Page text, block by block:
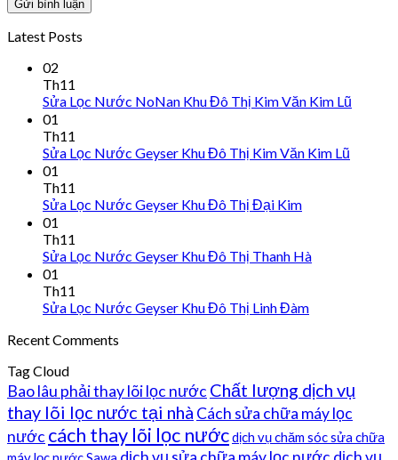
Latest Posts
02
Th11
Sửa Lọc Nước NoNan Khu Đô Thị Kim Văn Kim Lũ
01
Th11
Sửa Lọc Nước Geyser Khu Đô Thị Kim Văn Kim Lũ
01
Th11
Sửa Lọc Nước Geyser Khu Đô Thị Đại Kim
01
Th11
Sửa Lọc Nước Geyser Khu Đô Thị Thanh Hà
01
Th11
Sửa Lọc Nước Geyser Khu Đô Thị Linh Đàm
Recent Comments
Tag Cloud
Bao lâu phải thay lõi lọc nước Chất lượng dịch vụ
thay lõi lọc nước tại nhà Cách sửa chữa máy lọc
nước cách thay lõi lọc nướcdịch vụ chăm sóc sửa chữa